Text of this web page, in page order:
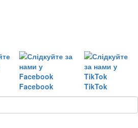
Facebook TikTok